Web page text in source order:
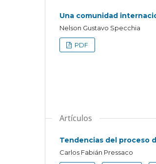
Una comunidad
Nelson Gustavo Specchia
PDF
Artículos
Tendencias del proceso
Carlos Fabián Pressaco